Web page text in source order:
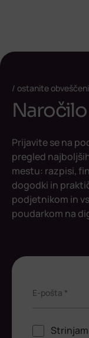
ostanite obveščeni
Prijavite se na
pregled
mestu: razpisi,
dogodki in
podjetnikom in
poudarkom na
E-pošta *
Strinjam